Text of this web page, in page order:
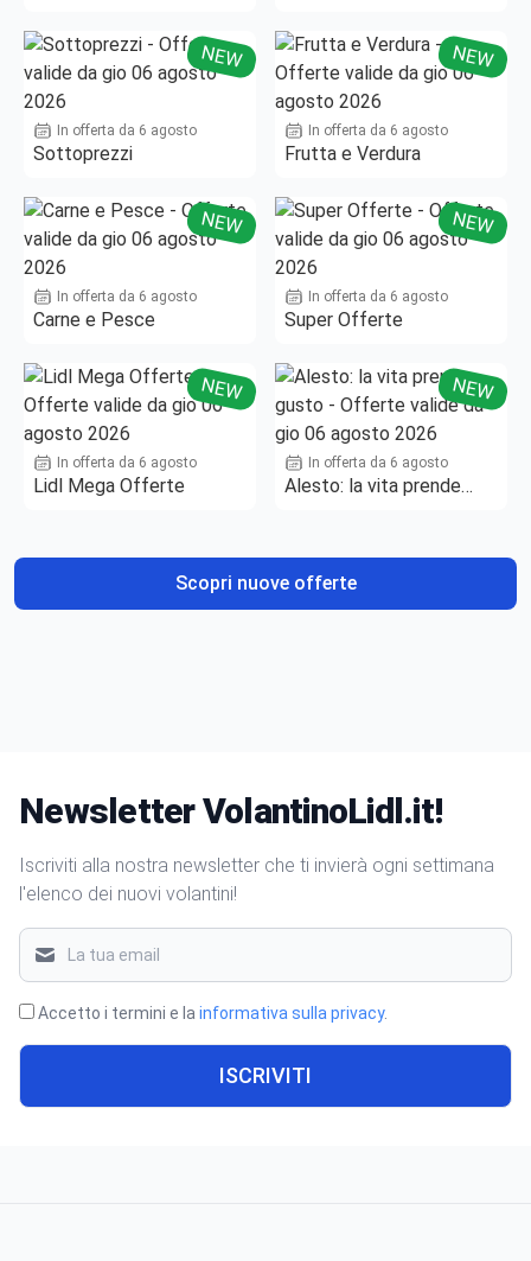
NEW
In offerta da 6 agosto
Sottoprezzi
NEW
In offerta da 6 agosto
Frutta e Verdura
NEW
In offerta da 6 agosto
Carne e Pesce
NEW
In offerta da 6 agosto
Super Offerte
NEW
In offerta da 6 agosto
Lidl Mega Offerte
NEW
In offerta da 6 agosto
Alesto: la vita prende
Scopri nuove offerte
Newsletter VolantinoLidl.it!
Iscriviti alla nostra newsletter che ti invierà ogni settimana
l'elenco dei nuovi volantini!
Accetto i termini e la informativa sulla privacy.
ISCRIVITI